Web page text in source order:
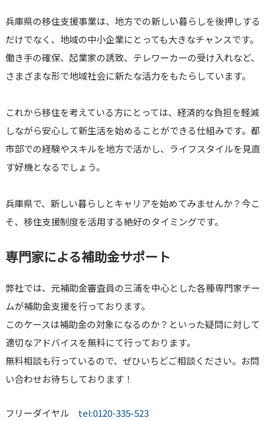
兵庫県の移住支援事業は、地方での新しい暮らしを後押しする
だけでなく、地域の中小企業にとっても大きなチャンスです。
働き手の確保、起業家の誘致、テレワーカーの受け入れなど、
さまざまな形で地域社会に新たな活力をもたらしています。
これから移住を考えている方にとっては、経済的な負担を軽減
しながら安心して新生活を始めることができる仕組みです。都
市部での経験やスキルを地方で活かし、ライフスタイルを見直
す好機となるでしょう。
兵庫県で、新しい暮らしとキャリアを始めてみませんか？今こ
そ、移住支援制度を活用する絶好のタイミングです。
専門家による補助金サポート
弊社では、元補助金審査員の三浦を中心とした各種専門家チー
ムが補助金支援を行っております。
このケースは補助金の対象になるのか？といった疑問に対して
適切なアドバイスを無料にて行っております。
無料相談も行っているので、ぜひいちどご相談ください。お問
い合わせお待ちしております！
フリーダイヤル tel:0120-335-523